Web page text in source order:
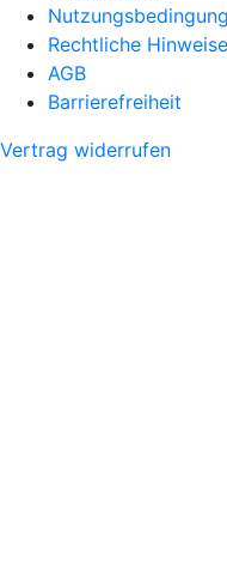
Rechtliche Hinweise
AGB
Barrierefreiheit
Vertrag widerrufen